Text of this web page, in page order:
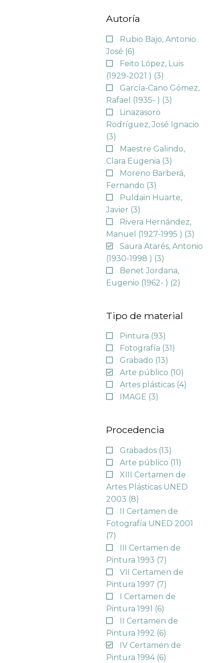
Autoría
Rubio Bajo, Antonio
José (6)
Feito López, Luis
(1929-2021 ) (3)
García-Cano Gómez,
Rafael (1935- ) (3)
Linazasoro
Rodríguez, José Ignacio
(3)
Maestre Galindo,
Clara Eugenia (3)
Moreno Barberá,
Fernando (3)
Puldain Huarte,
Javier (3)
Rivera Hernández,
Manuel (1927-1995 ) (3)
Saura Atarés, Antonio
(1930-1998 ) (3)
Benet Jordana,
Eugenio (1962- ) (2)
Tipo de material
Pintura (93)
Fotografía (31)
Grabado (13)
Arte público (10)
Artes plásticas (4)
IMAGE (3)
Procedencia
Grabados (13)
Arte público (11)
XIII Certamen de
Artes Plásticas UNED
2003 (8)
II Certamen de
Fotografía UNED 2001
(7)
III Certamen de
Pintura 1993 (7)
VII Certamen de
Pintura 1997 (7)
I Certamen de
Pintura 1991 (6)
II Certamen de
Pintura 1992 (6)
IV Certamen de
Pintura 1994 (6)